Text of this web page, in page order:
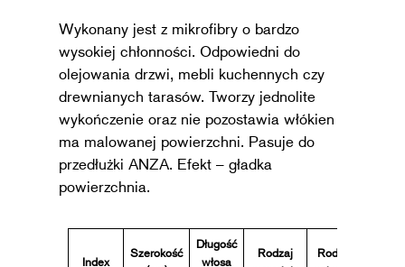
Wykonany jest z mikrofibry o bardzo
wysokiej chłonności. Odpowiedni do
olejowania drzwi, mebli kuchennych czy
drewnianych tarasów. Tworzy jednolite
wykończenie oraz nie pozostawia włókien
ma malowanej powierzchni. Pasuje do
przedłużki ANZA. Efekt – gładka
powierzchnia.
Index
Szerokość
Długość
włosa
Rodzaj
Rodzaj